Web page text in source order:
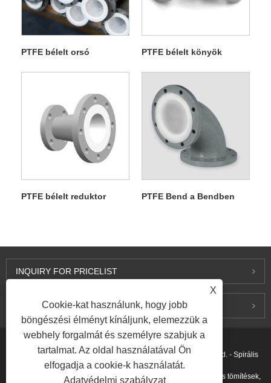
PTFE bélelt orsó PTFE bélelt könyök
PTFE bélelt reduktor PTFE Bend a Bendben
INQUIRY FOR PRICELIST
LÉPJEN KAPCSOLATBA VELÜNK
Copyright © 2015-2026 Ningbo Kaxite Sealing Materials Co., Ltd. - Spirális
tekercs tömítések, kiterjesztett grafit tömítések, gyűrűs csatlakozás tömítések,
X
Cookie-kat használunk, hogy jobb
böngészési élményt kínáljunk, elemezzük a
webhely forgalmát és személyre szabjuk a
tartalmat. Az oldal használatával Ön
elfogadja a cookie-k használatát.
Adatvédelmi szabályzat